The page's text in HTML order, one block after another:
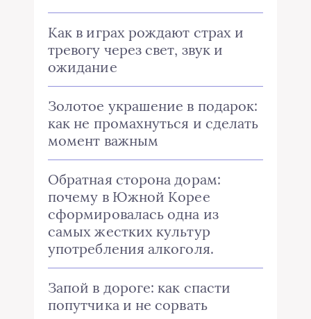
Как в играх рождают страх и
тревогу через свет, звук и
ожидание
Золотое украшение в подарок:
как не промахнуться и сделать
момент важным
Обратная сторона дорам:
почему в Южной Корее
сформировалась одна из
самых жестких культур
употребления алкоголя.
Запой в дороге: как спасти
попутчика и не сорвать